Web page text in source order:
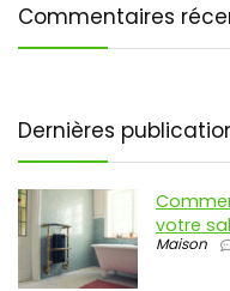
Commentaires
Dernières
votre
Maison